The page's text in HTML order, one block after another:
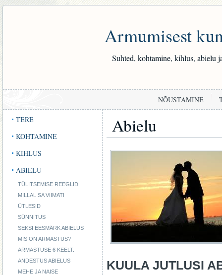
Armumisest
Suhted, kohtamine, kihlus, abielu
NÕUSTAMINE
TERE
KOHTAMINE
KIHLUS
ABIELU
TÜLITSEMISE REEGLID
MILLAL SA VIIMATI
ÜTLESID
SÜNNITUS
SEKSI EESMÄRK ABIELUS
MIS ON ARMASTUS?
ARMASTUSE 6 KEELT.
ANDESTUS ABIELUS
MEHE JA NAISE
Abielu
KUULA JUTLUSI